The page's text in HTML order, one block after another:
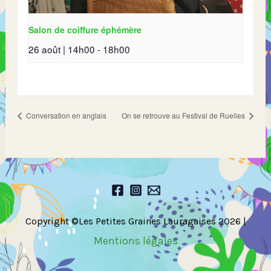
Salon de coiffure éphémère
26 août | 14h00 - 18h00
Conversation en anglais On se retrouve au Festival de Ruelles
Copyright ©Les Petites Graines Lauragaises 2026 |
Mentions légales